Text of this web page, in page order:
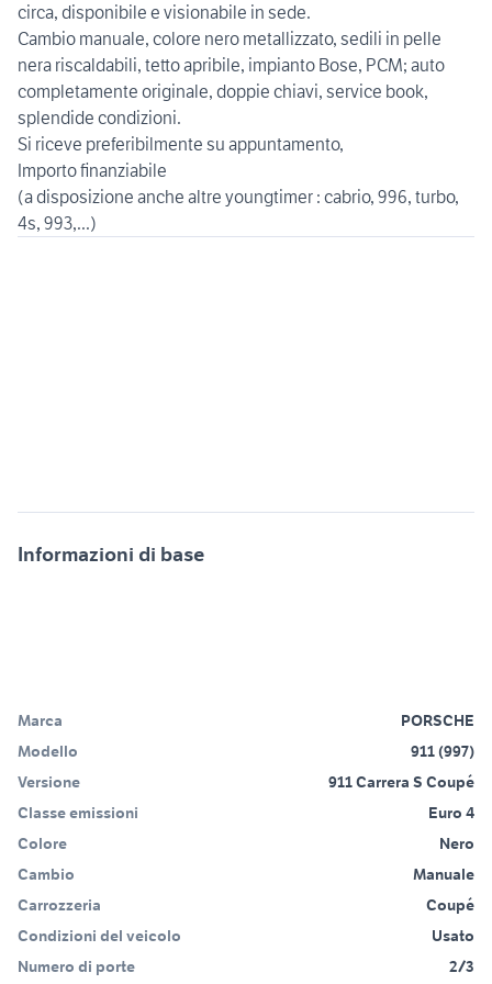
circa, disponibile e visionabile in sede.
Cambio manuale, colore nero metallizzato, sedili in pelle
nera riscaldabili, tetto apribile, impianto Bose, PCM; auto
completamente originale, doppie chiavi, service book,
splendide condizioni.
Si riceve preferibilmente su appuntamento,
Importo finanziabile
(a disposizione anche altre youngtimer : cabrio, 996, turbo,
Informazioni di base
Marca
PORSCHE
Modello
911 (997)
Versione
911 Carrera S Coupé
Classe emissioni
Euro 4
Colore
Nero
Cambio
Manuale
Carrozzeria
Coupé
Condizioni del veicolo
Usato
Numero di porte
2/3